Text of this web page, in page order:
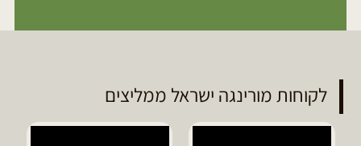
לקוחות מורינגה ישראל ממליצים